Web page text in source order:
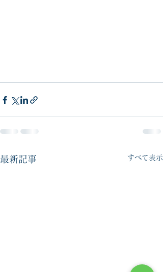
最新記事 すべて表示